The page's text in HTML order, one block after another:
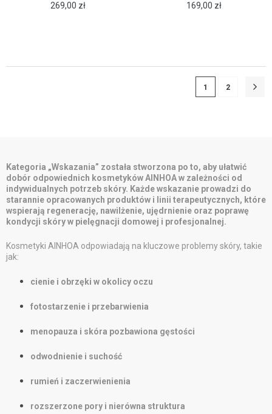
269,00 zł 169,00 zł
1 2
Kategoria „Wskazania” została stworzona po to, aby ułatwić
dobór odpowiednich kosmetyków AINHOA w zależności od
indywidualnych potrzeb skóry. Każde wskazanie prowadzi do
starannie opracowanych produktów i linii terapeutycznych, które
wspierają regenerację, nawilżenie, ujędrnienie oraz poprawę
kondycji skóry w pielęgnacji domowej i profesjonalnej.
Kosmetyki AINHOA odpowiadają na kluczowe problemy skóry, takie
jak:
cienie i obrzęki w okolicy oczu
fotostarzenie i przebarwienia
menopauza i skóra pozbawiona gęstości
odwodnienie i suchość
rumień i zaczerwienienia
rozszerzone pory i nierówna struktura